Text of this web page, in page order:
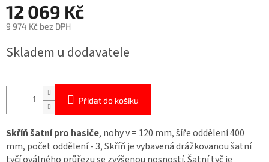
12 069 Kč
9 974 Kč bez DPH
cena:
Skladem u dodavatele
Přidat do košíku
Skříň šatní pro hasiče, nohy v = 120 mm, šíře oddělení 400
mm, počet oddělení - 3, Skříň je vybavená drážkovanou šatní